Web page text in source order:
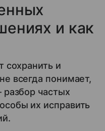
и как
сохранить и
всегда понимает,
частых
их исправить